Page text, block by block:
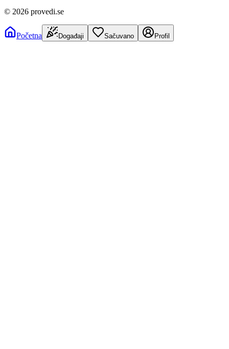
© 2026 provedi.se
Početna Događaji Sačuvano Profil